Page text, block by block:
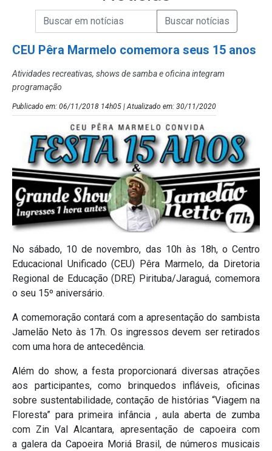
Campo de Busca de Notícias
Campo de Busca de informaçõesEnviar a Busca de Notícias
CEU Pêra Marmelo comemora seus 15 anos
Atividades recreativas, shows de samba e oficina integram
programação
Publicado em: 06/11/2018 14h05 | Atualizado em: 30/11/2020
No sábado, 10 de novembro, das 10h às 18h, o Centro
Educacional Unificado (CEU) Pêra Marmelo, da Diretoria
Regional de Educação (DRE) Pirituba/Jaraguá, comemora
o seu 15º aniversário.
A comemoração contará com a apresentação do sambista
Jamelão Neto às 17h. Os ingressos devem ser retirados
com uma hora de antecedência.
Além do show, a festa proporcionará diversas atrações
aos participantes, como brinquedos infláveis, oficinas
sobre sustentabilidade, contação de histórias “Viagem na
Floresta” para primeira infância , aula aberta de zumba
com Zin Val Alcantara, apresentação de capoeira com
a galera da Capoeira Moriá Brasil, de números musicais